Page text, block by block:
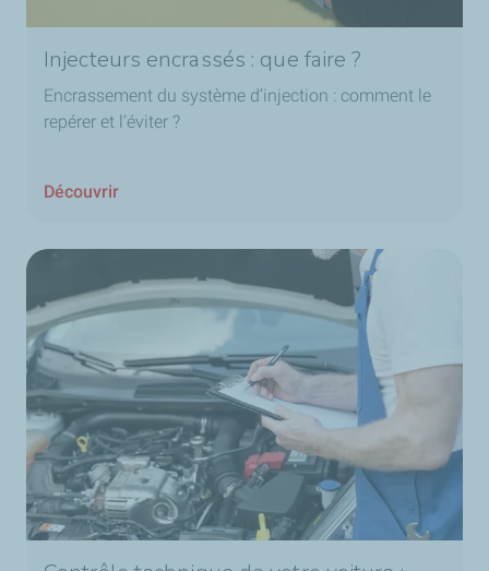
Injecteurs encrassés : que faire ?
Encrassement du système d’injection : comment le
repérer et l’éviter ?
Découvrir